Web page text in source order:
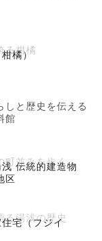
橘）
る柑橘
しと歴史を伝える
館
伝統的建造物
区
町並みを歩く
宅（フジイ
る湯浅の歴史